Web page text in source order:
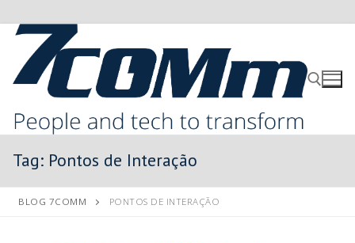
Tag: Pontos de Interação
BLOG 7COMM PONTOS DE INTERAÇÃO